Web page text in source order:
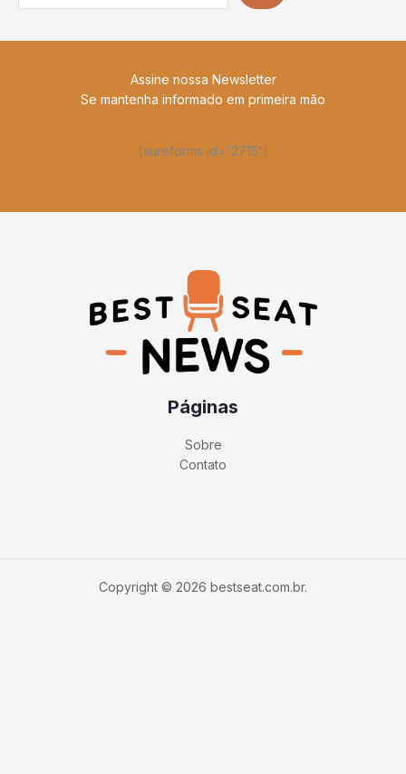
Assine nossa Newsletter
Se mantenha informado em primeira mão
[sureforms id='2715']
Páginas
Sobre
Contato
Copyright © 2026 bestseat.com.br.